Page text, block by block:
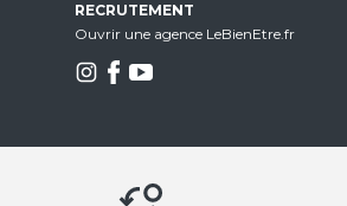
RECRUTEMENT
Ouvrir une agence LeBienEtre.fr